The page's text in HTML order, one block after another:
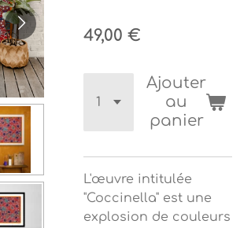
49,00 €
Ajouter
au
panier
L'œuvre intitulée
"Coccinella" est une
explosion de couleurs